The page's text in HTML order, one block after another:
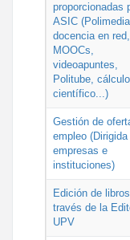
proporcionadas
ASIC (Polimedia,
docencia en red,
MOOCs,
videoapuntes,
Politube, cálculo
científico...)
Gestión de
empleo (Dirigida
empresas e
instituciones)
Edición de
través de la
UPV